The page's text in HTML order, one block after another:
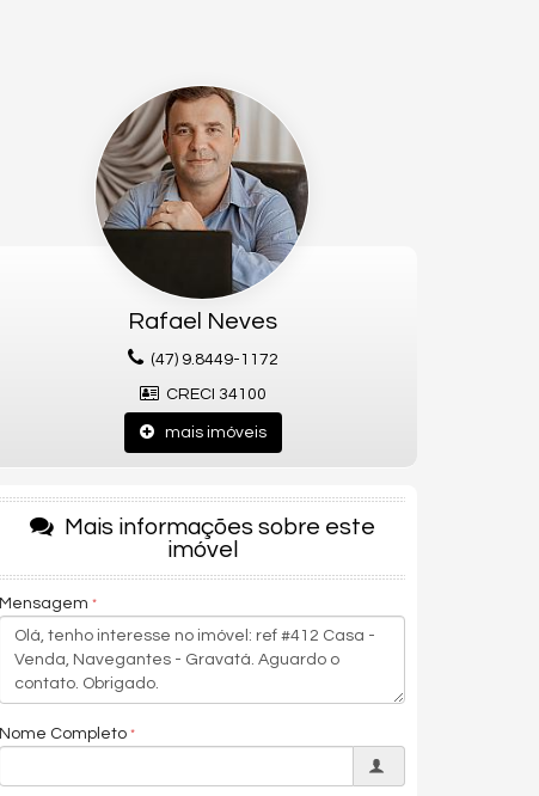
Rafael Neves
(47) 9.8449-1172
CRECI 34100
mais imóveis
Mais informações sobre este
imóvel
Mensagem
Nome Completo